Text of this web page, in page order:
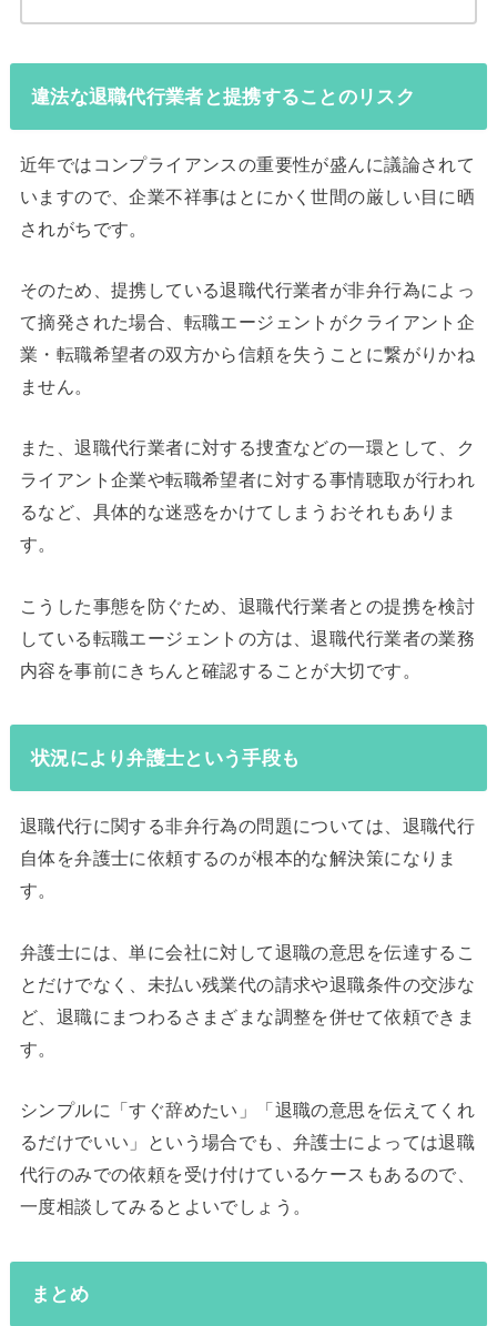
違法な退職代行業者と提携することのリスク
近年ではコンプライアンスの重要性が盛んに議論されて
いますので、企業不祥事はとにかく世間の厳しい目に晒
されがちです。
そのため、提携している退職代行業者が非弁行為によっ
て摘発された場合、転職エージェントがクライアント企
業・転職希望者の双方から信頼を失うことに繋がりかね
ません。
また、退職代行業者に対する捜査などの一環として、ク
ライアント企業や転職希望者に対する事情聴取が行われ
るなど、具体的な迷惑をかけてしまうおそれもありま
す。
こうした事態を防ぐため、退職代行業者との提携を検討
している転職エージェントの方は、退職代行業者の業務
内容を事前にきちんと確認することが大切です。
状況により弁護士という手段も
退職代行に関する非弁行為の問題については、退職代行
自体を弁護士に依頼するのが根本的な解決策になりま
す。
弁護士には、単に会社に対して退職の意思を伝達するこ
とだけでなく、未払い残業代の請求や退職条件の交渉な
ど、退職にまつわるさまざまな調整を併せて依頼できま
す。
シンプルに「すぐ辞めたい」「退職の意思を伝えてくれ
るだけでいい」という場合でも、弁護士によっては退職
代行のみでの依頼を受け付けているケースもあるので、
一度相談してみるとよいでしょう。
まとめ